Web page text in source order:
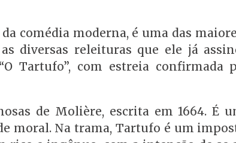
comédia moderna, é uma das
diversas releituras que ele já
Tartufo”, com estreia confirmada
de Molière, escrita em 1664. É
moral. Na trama, Tartufo é um